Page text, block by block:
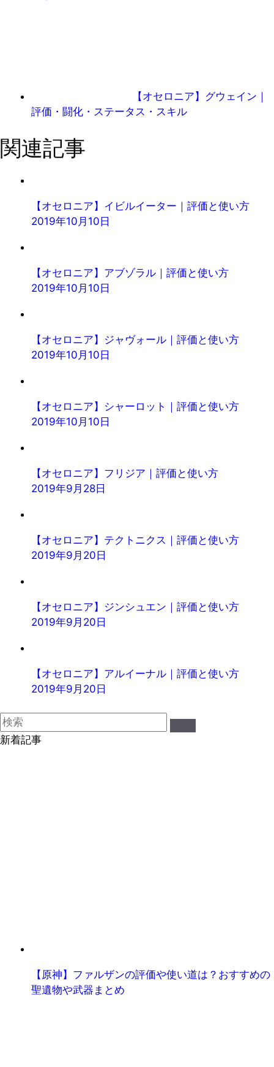
【オセロニア】グウェイン｜
評価・闘化・ステータス・スキル
関連記事
【オセロニア】イビルイーター｜評価と使い方
2019年10月10日
【オセロニア】アブゾラル｜評価と使い方
2019年10月10日
【オセロニア】ジャヴォール｜評価と使い方
2019年10月10日
【オセロニア】シャーロット｜評価と使い方
2019年10月10日
【オセロニア】フリジア｜評価と使い方
2019年9月28日
【オセロニア】テクトニクス｜評価と使い方
2019年9月20日
【オセロニア】ジンシュエン｜評価と使い方
2019年9月20日
【オセロニア】アルイーナル｜評価と使い方
2019年9月20日
新着記事
【原神】ファルザンの評価や使い道は？おすすめの
聖遺物や武器まとめ